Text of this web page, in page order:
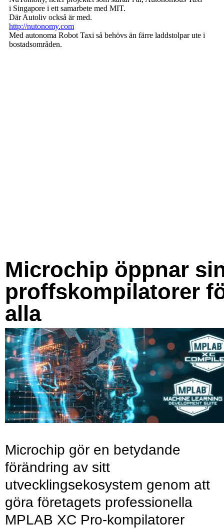
Microchip öppnar
proffskompilatorer
alla
Microchip gör en betydande
förändring av sitt
utvecklingsekosystem genom att
göra företagets professionella
MPLAB XC Pro-kompilatorer